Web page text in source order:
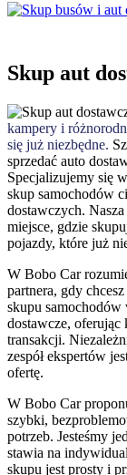
Skup aut
kampery i
się już niezbędne.
sprzedać auto
Specjalizujemy się
skup samochodów
dostawczych.
miejsce, gdzie
pojazdy, które już
W Bobo Car
partnera, gdy
skupu
dostawcze,
transakcji.
zespół ekspertów
ofertę.
W Bobo Car
szybki,
potrzeb. Jesteśmy
stawia na
skupu jest prosty i